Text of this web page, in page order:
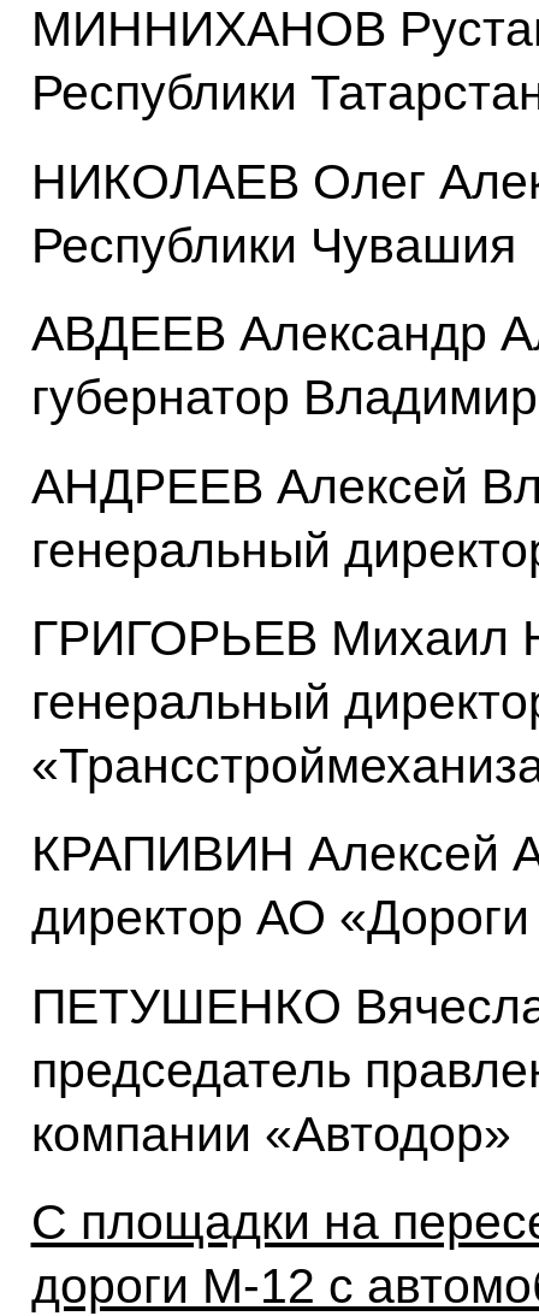
МИННИХАНОВ
Республики
НИКОЛАЕВ Олег
Республики Чувашия
АВДЕЕВ Александр
губернатор
АНДРЕЕВ Алексей
генеральный
ГРИГОРЬЕВ Михаил
генеральный
КРАПИВИН Алексей
директор АО
ПЕТУШЕНКО
председатель
компании «Автодор»
С площадки на
дороги М-12 с